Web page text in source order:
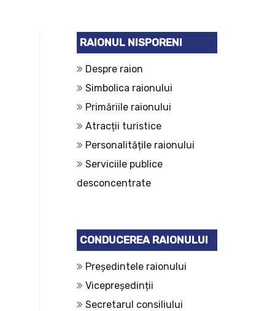
RAIONUL NISPORENI
Despre raion
Simbolica raionului
Primăriile raionului
Atracții turistice
Personalitățile raionului
Serviciile publice
desconcentrate
CONDUCEREA RAIONULUI
Președintele raionului
Vicepreședinții
Secretarul consiliului